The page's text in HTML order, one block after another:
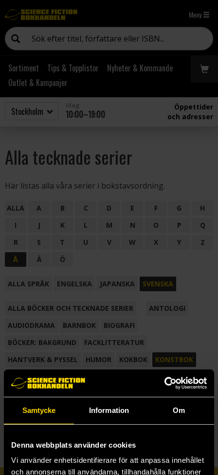
Samtycke Information Om
Denna webbplats använder cookies
Vi använder enhetsidentifierare för att anpassa innehållet
och annonserna till användarna, tillhandahålla funktioner
Meny
Sortiment Tips & Topplistor
Nyheter & Kommande
Outlet & Kampanjer
10:00–19:00
Öppettider
och adresser
Alla tecknade serier
Här listas alla våra serier i bokstavsordning.
ALLA A B C D E F G
H
I
J K L M N O P
Q
R
S T U V W X Y
Z
Å
Ä Ö
ALLA SPRÅK ENGELSKA JAPANSKA SVENSKA
ALLA BÖCKER OCH TECKNADE SERIER
ANTOLOGI
AUDIODRAMA
BARNBOK
BIOGRAFI
BÖCKER: BAKGRUND
FACKLITTERATUR
HANTVERK & PYSSEL
HUMOR KOKBOK
KONSTBOK
KORTROMAN
LÄROBOK
NOVELL
SAMLINGSVOLYM
TECKNA & MÅLA TECKNAD SERIE